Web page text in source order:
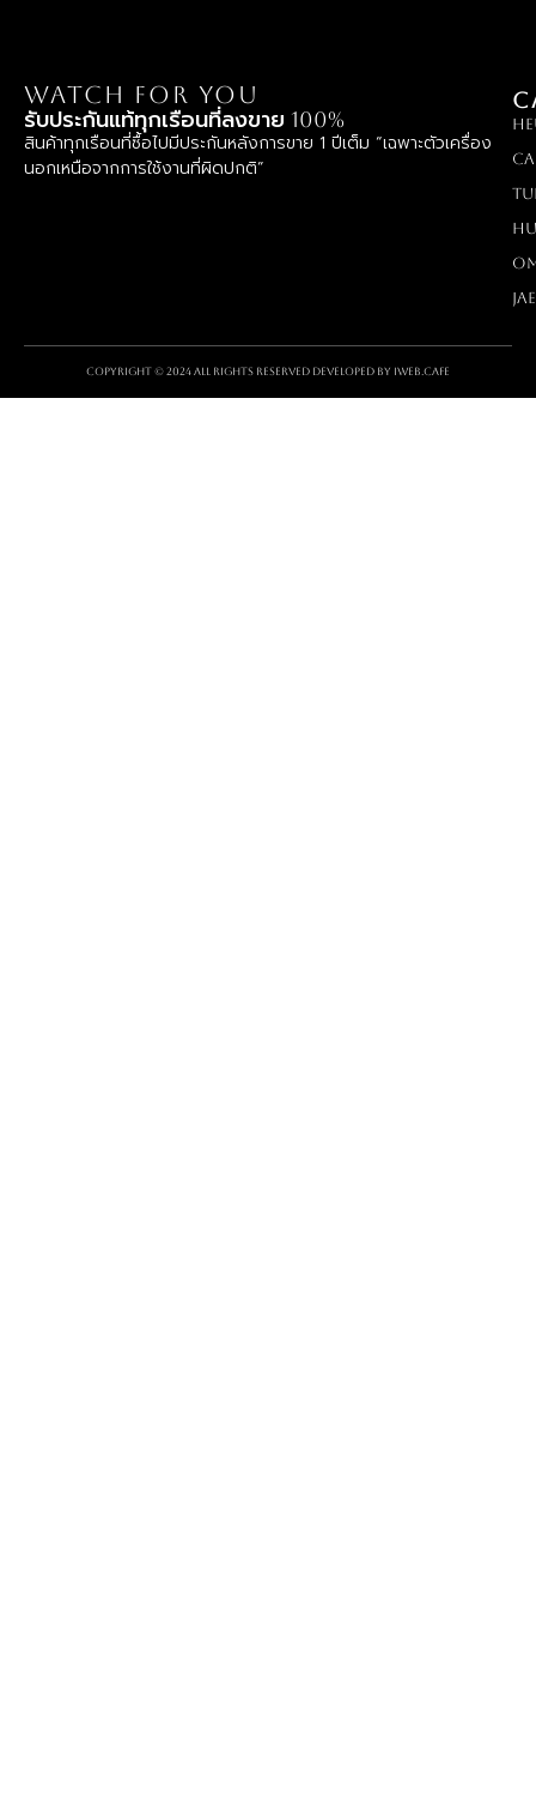
WATCH FOR YOU
รับประกันแท้ทุกเรือนที่ลงขาย 100%
สินค้าทุกเรือนที่ซื้อไปมีประกันหลังการขาย 1 ปีเต็ม “เฉพาะตัวเครื่อง
นอกเหนือจากการใช้งานที่ผิดปกติ”
Copyright © 2024 All rights reserved Developed by iWeb.cafe